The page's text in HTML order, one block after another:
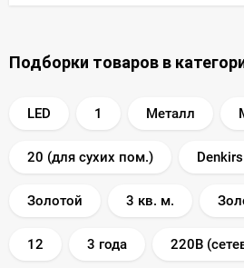
Подборки товаров в
LED 1 Металл
20 (для сухих пом.) Denkirs
Золотой 3 кв. м.
12 3 года 220В